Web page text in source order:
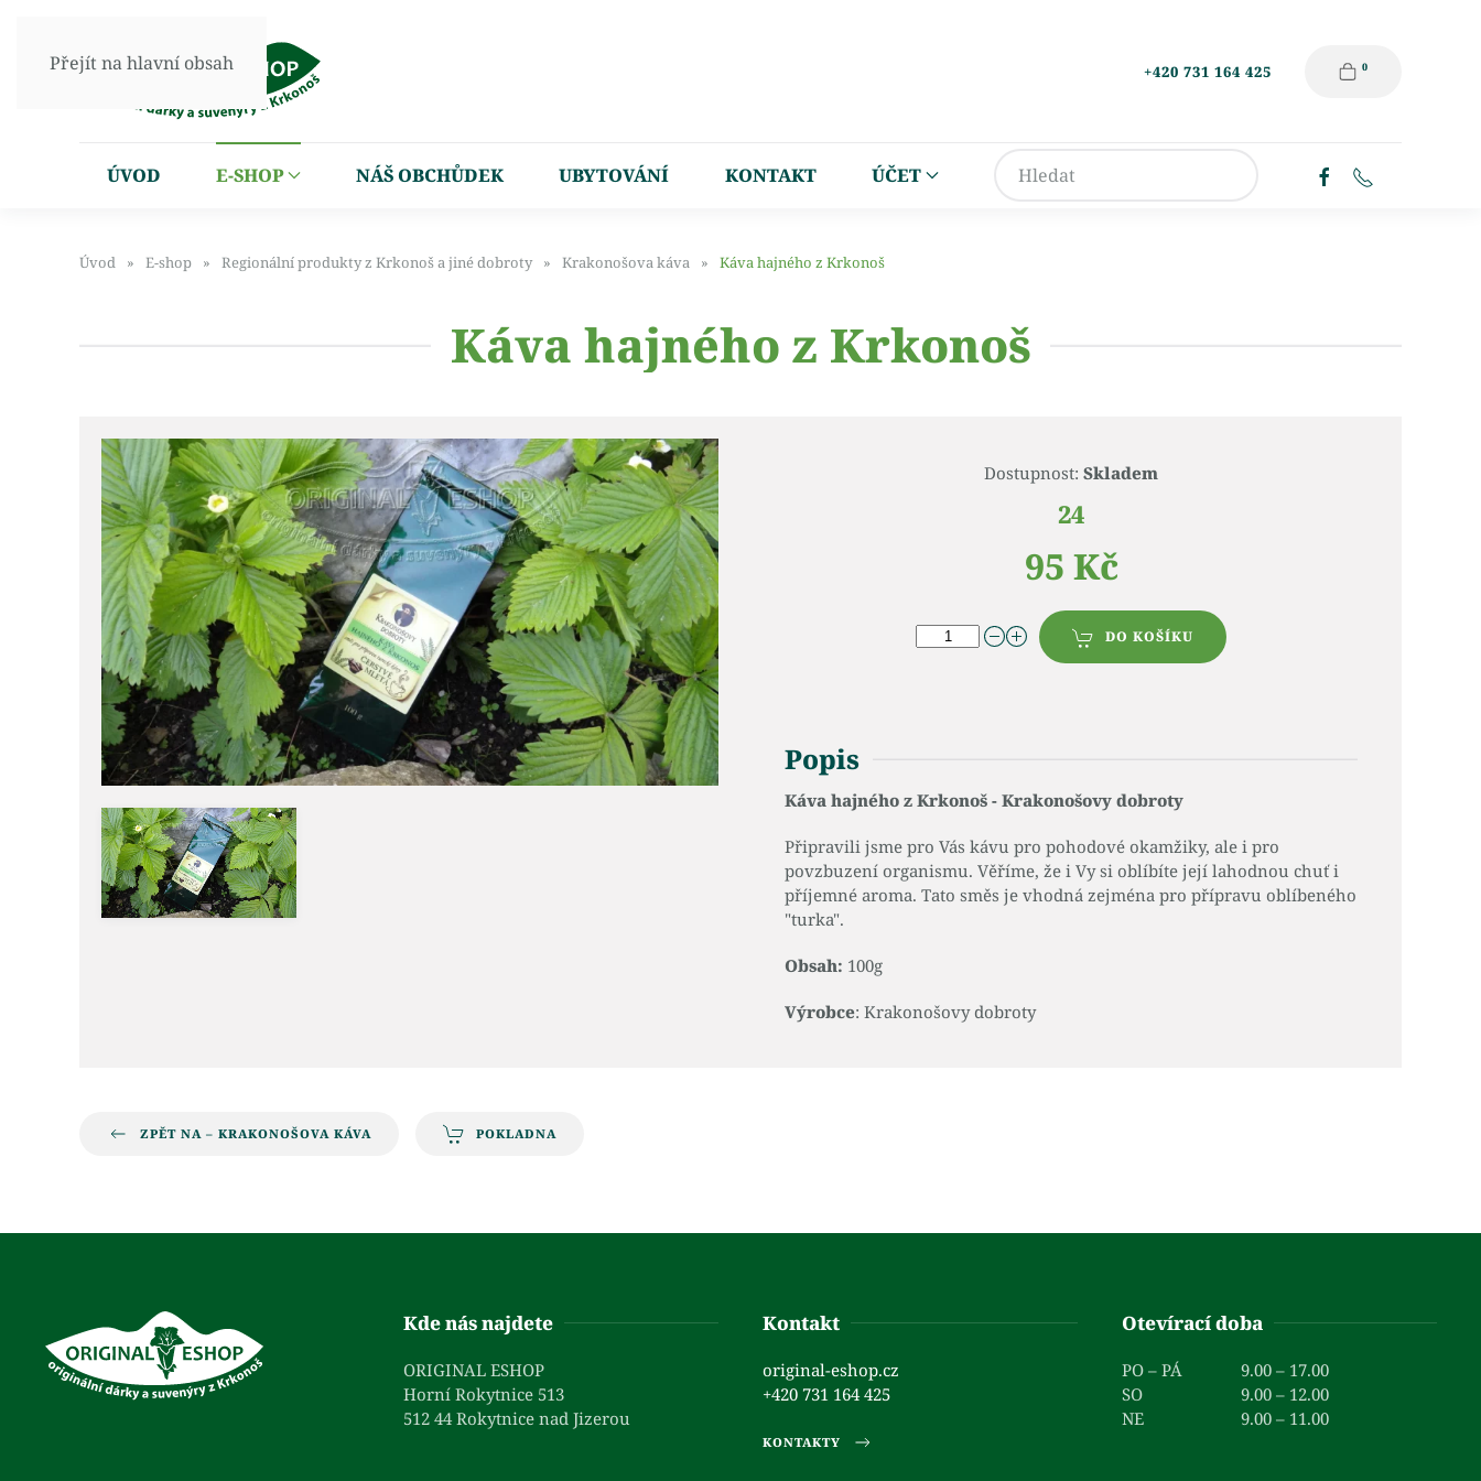
Přejít na hlavní obsah +420 731 164 425 0
ÚVOD E-SHOP NÁŠ OBCHŮDEK UBYTOVÁNÍ KONTAKT ÚČET
Úvod E-shop Regionální produkty z Krkonoš a jiné dobroty Krakonošova káva Káva hajného z Krkonoš
Káva hajného z Krkonoš
Dostupnost: Skladem
24
95 Kč
DO KOŠÍKU
Popis
Káva hajného z Krkonoš - Krakonošovy dobroty
Připravili jsme pro Vás kávu pro pohodové okamžiky, ale i pro
povzbuzení organismu. Věříme, že i Vy si oblíbíte její lahodnou chuť i
příjemné aroma. Tato směs je vhodná zejména pro přípravu oblíbeného
"turka".
Obsah: 100g
Výrobce: Krakonošovy dobroty
ZPĚT NA – KRAKONOŠOVA KÁVA POKLADNA
Kde nás najdete
ORIGINAL ESHOP
Horní Rokytnice 513
512 44 Rokytnice nad Jizerou
Kontakt
original-eshop.cz
+420 731 164 425
KONTAKTY
Otevírací doba
PO – PÁ
9.00 – 17.00
SO
9.00 – 12.00
NE
9.00 – 11.00